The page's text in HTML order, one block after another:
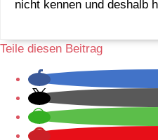
nicht kennen und deshalb
Teile diesen Beitrag